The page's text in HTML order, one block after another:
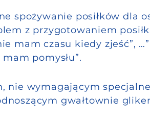
spożywanie posiłków dla
z przygotowaniem
mam czasu kiedy zjeść”,
pomysłu”.
nie wymagającym
gwałtownie